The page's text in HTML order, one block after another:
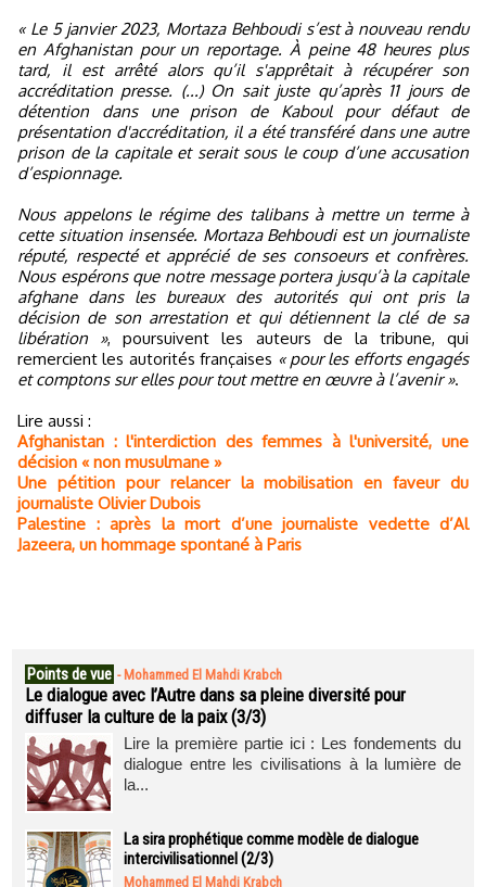
« Le 5 janvier 2023, Mortaza Behboudi s’est à nouveau rendu
en Afghanistan pour un reportage. À peine 48 heures plus
tard, il est arrêté alors qu’il s'apprêtait à récupérer son
accréditation presse. (...) On sait juste qu’après 11 jours de
détention dans une prison de Kaboul pour défaut de
présentation d'accréditation, il a été transféré dans une autre
prison de la capitale et serait sous le coup d’une accusation
d’espionnage.
Nous appelons le régime des talibans à mettre un terme à
cette situation insensée. Mortaza Behboudi est un journaliste
réputé, respecté et apprécié de ses consoeurs et confrères.
Nous espérons que notre message portera jusqu’à la capitale
afghane dans les bureaux des autorités qui ont pris la
décision de son arrestation et qui détiennent la clé de sa
libération », poursuivent les auteurs de la tribune, qui
remercient les autorités françaises « pour les efforts engagés
et comptons sur elles pour tout mettre en œuvre à l’avenir ».
Lire aussi :
Afghanistan : l'interdiction des femmes à l'université, une
décision « non musulmane »
Une pétition pour relancer la mobilisation en faveur du
journaliste Olivier Dubois
Palestine : après la mort d’une journaliste vedette d’Al
Jazeera, un hommage spontané à Paris
Points de vue - Mohammed El Mahdi Krabch
Le dialogue avec l’Autre dans sa pleine diversité pour
diffuser la culture de la paix (3/3)
Lire la première partie ici : Les fondements du
dialogue entre les civilisations à la lumière de
la...
La sira prophétique comme modèle de dialogue
intercivilisationnel (2/3)
Mohammed El Mahdi Krabch